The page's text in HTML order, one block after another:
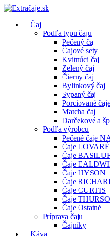
Čaj
Podľa typu čaju
Pečený čaj
Čajové sety
Kvitnúci čaj
Zelený čaj
Čierny čaj
Bylinkový čaj
Sypaný čaj
Porciované čaje
Matcha čaj
Darčekové a
Podľa výrobcu
Pečené čaje
Čaje LOVARÉ
Čaje
Čaje
Čaje HYSON
Čaje
Čaje CURTIS
Čaje
Čaje Ostatné
Príprava čaju
Čajníky
Káva